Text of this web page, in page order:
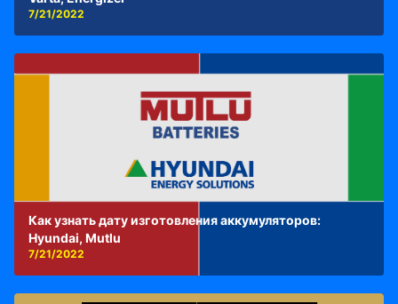
7/21/2022
Как узнать дату изготовления аккумуляторов:
Hyundai, Mutlu
7/21/2022